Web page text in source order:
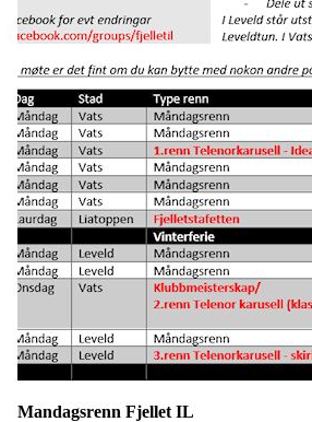
Mandagsrenn Fjellet IL